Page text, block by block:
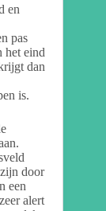
en
pas
het eind
dan
is.
door
een
alert